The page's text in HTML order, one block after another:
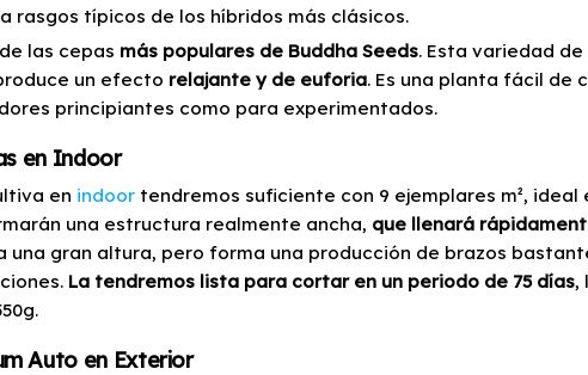
rasgos típicos de los híbridos más clásicos.
las cepas más populares de Buddha Seeds. Esta variedad
un efecto relajante y de euforia. Es una planta fácil de
principiantes como para experimentados.
en Indoor
en indoor tendremos suficiente con 9 ejemplares m²,
una estructura realmente ancha, que llenará
una gran altura, pero forma una producción de brazos
La tendremos lista para cortar en un periodo de 75 días,
Auto en Exterior